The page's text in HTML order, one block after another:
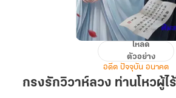
วิวาห์
โหลด
ตัวอย่าง
อดีต ปัจจุบัน อนาคต
กรงรักวิวาห์ลวง ท่านโหวผู้ไ